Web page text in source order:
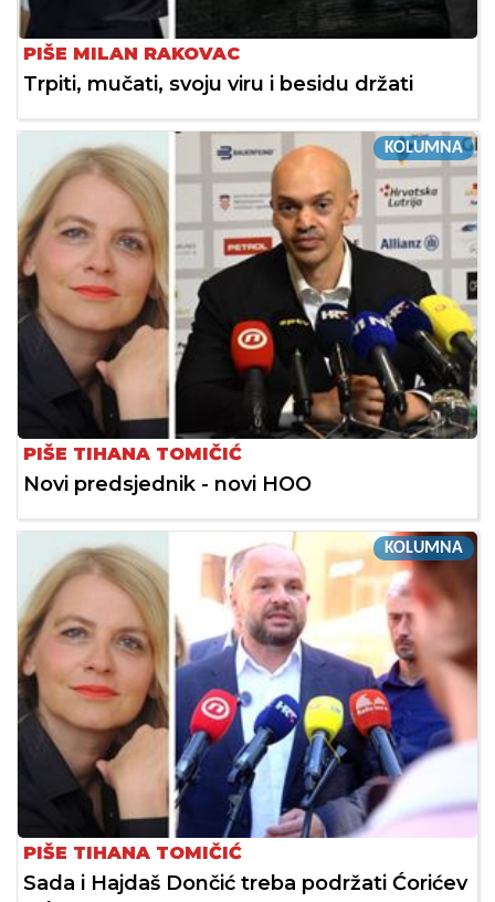
PIŠE MILAN RAKOVAC
Trpiti, mučati, svoju viru i besidu držati
KOLUMNA
PIŠE TIHANA TOMIČIĆ
Novi predsjednik - novi HOO
KOLUMNA
PIŠE TIHANA TOMIČIĆ
Sada i Hajdaš Dončić treba podržati Ćorićev